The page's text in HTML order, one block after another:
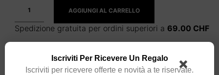
AGGIUNGI AL CARRELLO
Spedizione gratuita per ordini superiori a 69.00 CHF
Iscriviti Per Ricevere Un Regalo
Iscriviti per ricevere offerte e novità a te riservate.